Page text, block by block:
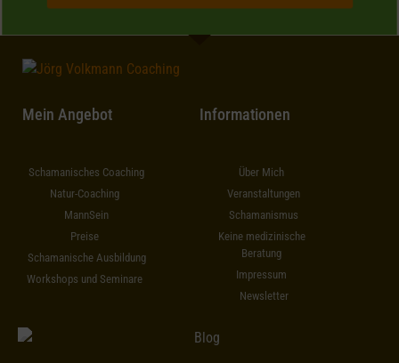
Mein Angebot
Schamanisches Coaching
Natur-Coaching
MannSein
Preise
Schamanische Ausbildung
Workshops und Seminare
Informationen
Über Mich
Veranstaltungen
Schamanismus
Keine medizinische
Beratung
Impressum
Newsletter